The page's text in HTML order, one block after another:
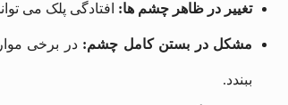
تغییر در ظاهر چشم‌ ها: افتادگی پلک می‌
مشکل در بستن کامل چشم: در برخی
ببندد.